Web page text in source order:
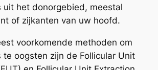
uit het donorgebied, meestal
of zijkanten van uw hoofd.
voorkomende methoden om
te oogsten zijn de Follicular Unit